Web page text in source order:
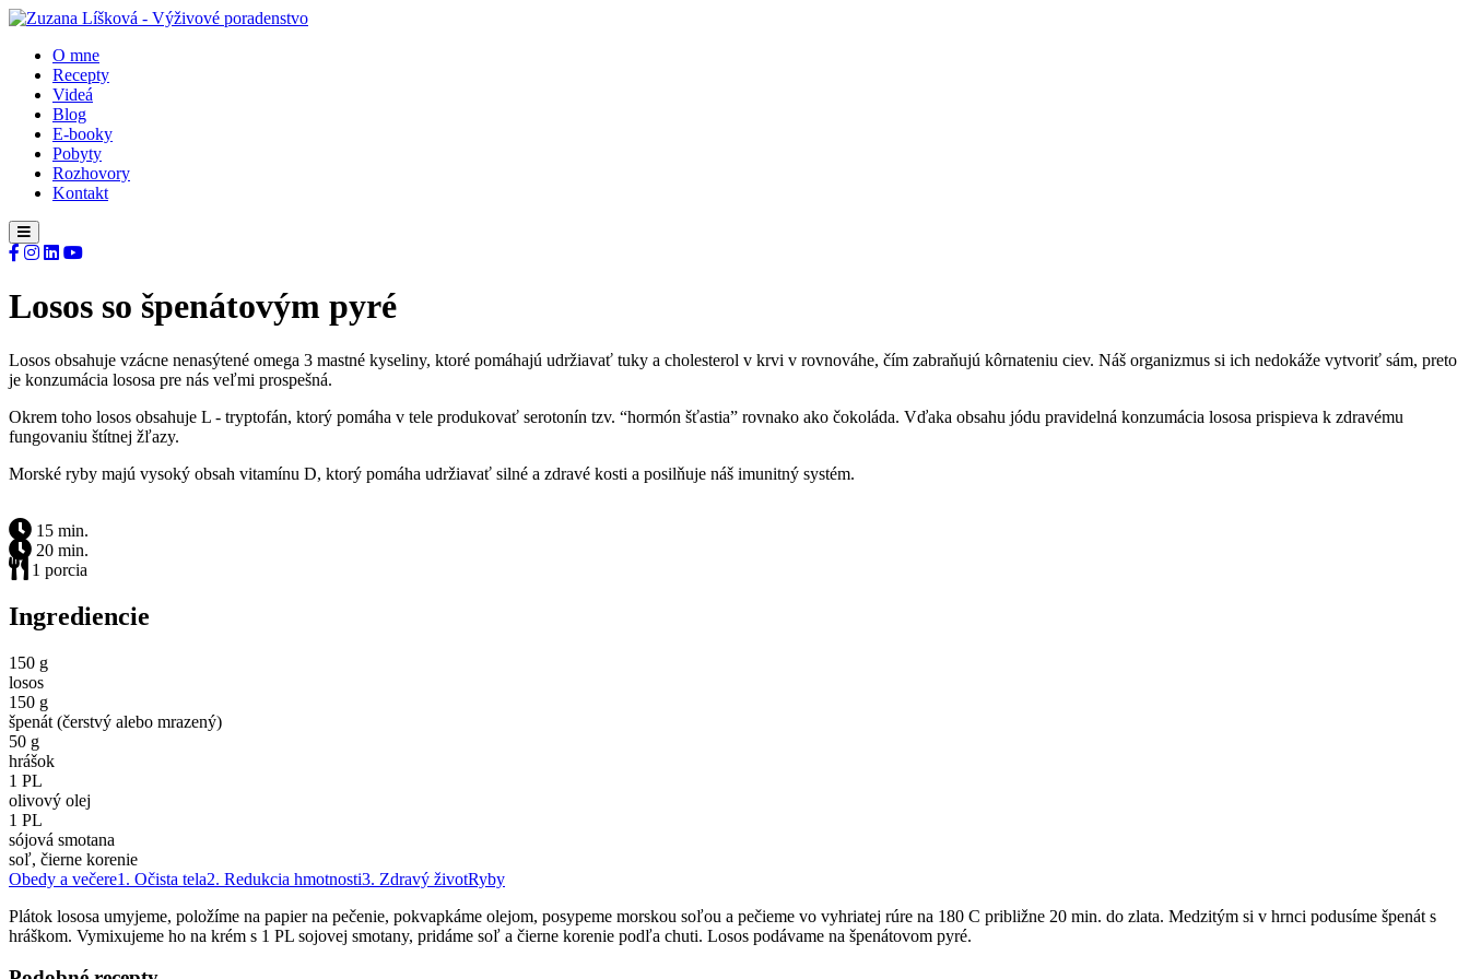
O mne
Recepty
Videá
Blog
E-booky
Pobyty
Rozhovory
Kontakt
Losos so špenátovým pyré
Losos obsahuje vzácne nenasýtené omega 3 mastné kyseliny, ktoré pomáhajú udržiavať tuky a cholesterol v krvi v rovnováhe, čím zabraňujú kôrnateniu ciev. Náš organizmus si ich nedokáže vytvoriť sám, preto
je konzumácia lososa pre nás veľmi prospešná.
Okrem toho losos obsahuje L - tryptofán, ktorý pomáha v tele produkovať serotonín tzv. “hormón šťastia” rovnako ako čokoláda. Vďaka obsahu jódu pravidelná konzumácia lososa prispieva k zdravému
fungovaniu štítnej žľazy.
Morské ryby majú vysoký obsah vitamínu D, ktorý pomáha udržiavať silné a zdravé kosti a posilňuje náš imunitný systém.
15 min.
20 min.
1 porcia
Ingrediencie
150 g
losos
150 g
špenát (čerstvý alebo mrazený)
50 g
hrášok
1 PL
olivový olej
1 PL
sójová smotana
soľ, čierne korenie
Obedy a večere1. Očista tela2. Redukcia hmotnosti3. Zdravý životRyby
Plátok lososa umyjeme, položíme na papier na pečenie, pokvapkáme olejom, posypeme morskou soľou a pečieme vo vyhriatej rúre na 180 C približne 20 min. do zlata. Medzitým si v hrnci podusíme špenát s
hráškom. Vymixujeme ho na krém s 1 PL sojovej smotany, pridáme soľ a čierne korenie podľa chuti. Losos podávame na špenátovom pyré.